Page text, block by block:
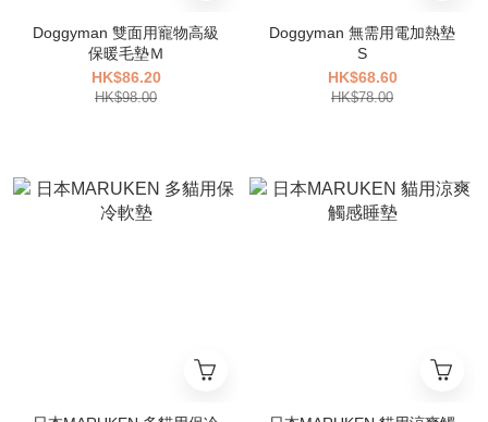
Doggyman 雙面用寵物高級
保暖毛墊Ｍ
HK$86.20
HK$98.00
Doggyman 無需用電加熱墊
S
HK$68.60
HK$78.00